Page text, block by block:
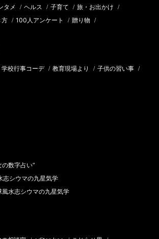
タメ / ヘルス / 子育て / 旅・お出かけ /
方 / 100人アンケート / 贈り物 /
学校行事コーデ / 教育現場より / 子供の習い事 /
数字占い”
志シウマの九星気学
風水志シウマの九星気学